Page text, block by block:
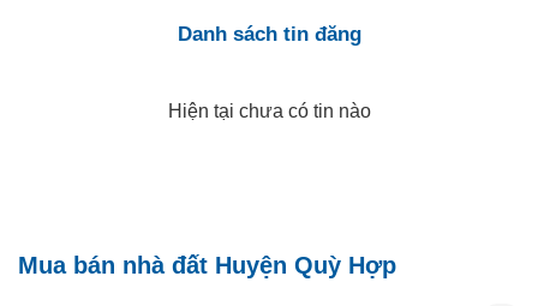
Danh sách tin đăng
Hiện tại chưa có tin nào
Mua bán nhà đất Huyện Quỳ Hợp